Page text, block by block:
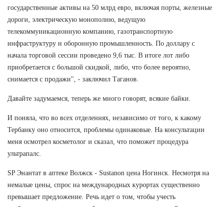
государственные активы на 50 млрд евро, включая порты, железные
дороги, электрическую монополию, ведущую
телекоммуникационную компанию, газотранспортную
инфраструктуру и оборонную промышленность. По доллару с
начала торговой сессии проведено 9,6 тыс. В итоге лот либо
приобретается с большой скидкой, либо, что более вероятно,
снимается с продажи", - заключил Таганов.
Давайте задумаемся, теперь же много говорят, всякие байки.
И поняла, что во всех отделениях, независимо от того, к какому
Тербанку оно относится, проблемы одинаковые. На консультации
меня осмотрел косметолог и сказал, что поможет процедура
ультрапалс.
SP Энантат в аптеке Волжск - Sustanon цена Ногинск. Несмотря на
немалые цены, спрос на международных курортах существенно
превышает предложение. Речь идет о том, чтобы учесть